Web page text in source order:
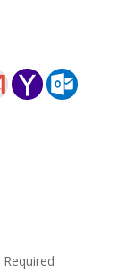
Required